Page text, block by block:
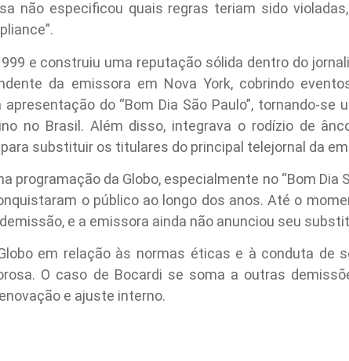
não especificou quais regras teriam sido
e construiu uma reputação sólida dentro do
da emissora em Nova York, cobrindo
do “Bom Dia São Paulo”, tornando-se
no Brasil. Além disso, integrava o rodízio de
substituir os titulares do principal telejornal da
programação da Globo, especialmente no “Bom Dia
o público ao longo dos anos. Até o
e a emissora ainda não anunciou seu
em relação às normas éticas e à conduta de
O caso de Bocardi se soma a outras
e ajuste interno.